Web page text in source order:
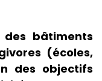
des bâtiments
(écoles,
des objectifs